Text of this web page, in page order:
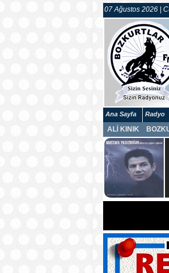
07 Ağustos 2026 |
Ana Sayfa Radyo
ALİ KINIK